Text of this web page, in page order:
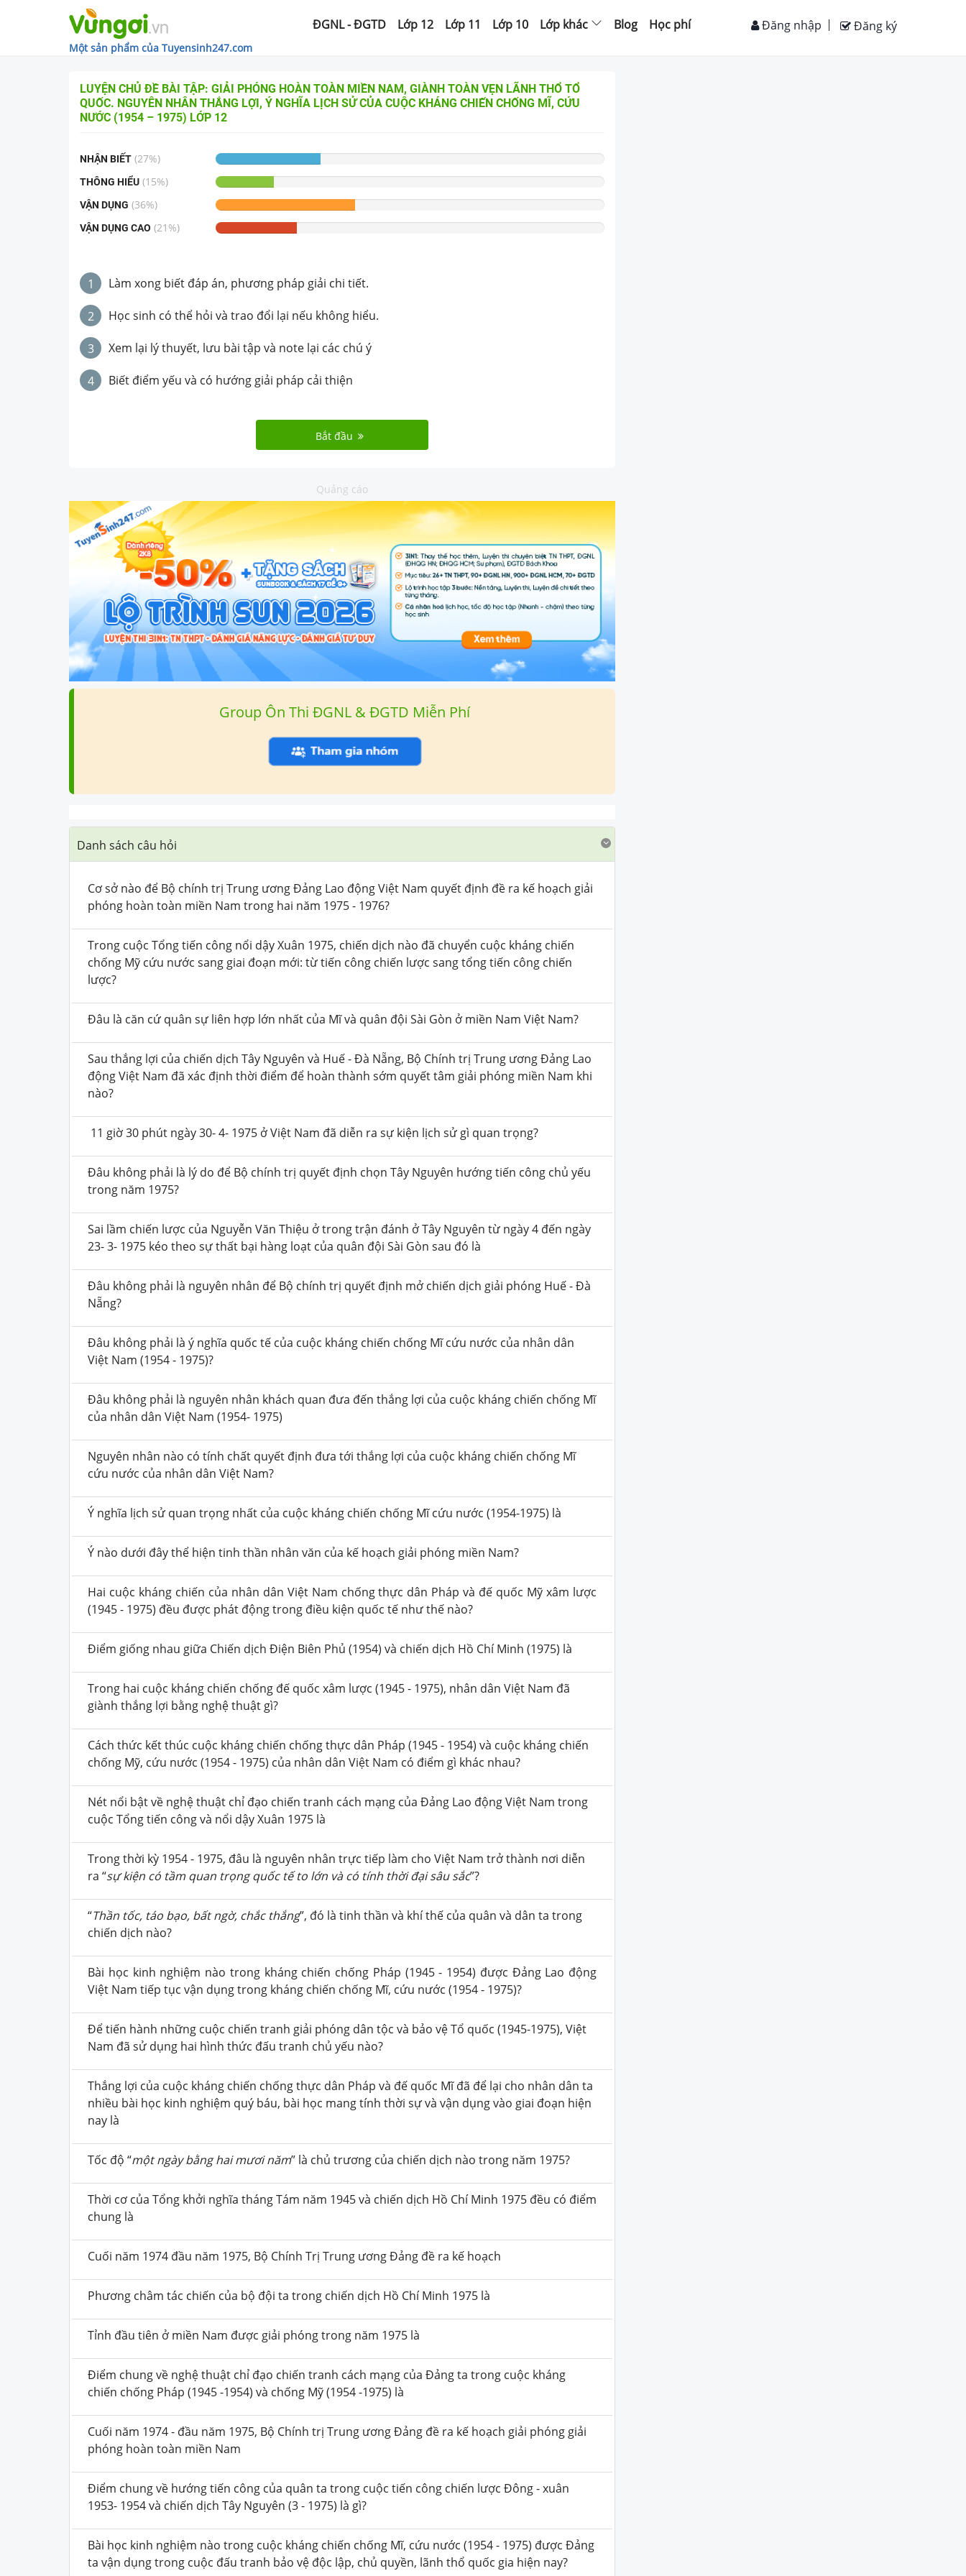
Một sản phẩm của Tuyensinh247.com
ĐGNL - ĐGTD Lớp 12 Lớp 11 Lớp 10 Lớp khác Blog Học phí Đăng ký
Đăng nhập
LUYỆN CHỦ ĐỀ BÀI TẬP: GIẢI PHÓNG HOÀN TOÀN MIỀN NAM, GIÀNH TOÀN VẸN LÃNH THỔ TỔ
QUỐC. NGUYÊN NHÂN THẮNG LỢI, Ý NGHĨA LỊCH SỬ CỦA CUỘC KHÁNG CHIẾN CHỐNG MĨ, CỨU
NƯỚC (1954 – 1975) LỚP 12
NHẬN BIẾT (27%)
THÔNG HIỂU (15%)
VẬN DỤNG (36%)
VẬN DỤNG CAO (21 %)
1 Làm xong biết đáp án, phương pháp giải chi tiết.
2 Học sinh có thể hỏi và trao đổi lại nếu không hiểu.
3 Xem lại lý thuyết, lưu bài tập và note lại các chú ý
4 Biết điểm yếu và có hướng giải pháp cải thiện
Bắt đầu
Quảng cáo
Group Ôn Thi ĐGNL & ĐGTD Miễn Phí
Danh sách câu hỏi
Cơ sở nào để Bộ chính trị Trung ương Đảng Lao động Việt Nam quyết định đề ra kế hoạch giải
phóng hoàn toàn miền Nam trong hai năm 1975 - 1976?
Trong cuộc Tổng tiến công nổi dậy Xuân 1975, chiến dịch nào đã chuyển cuộc kháng chiến
chống Mỹ cứu nước sang giai đoạn mới: từ tiến công chiến lược sang tổng tiến công chiến
lược?
Đâu là căn cứ quân sự liên hợp lớn nhất của Mĩ và quân đội Sài Gòn ở miền Nam Việt Nam?
Sau thắng lợi của chiến dịch Tây Nguyên và Huế - Đà Nẵng, Bộ Chính trị Trung ương Đảng Lao
động Việt Nam đã xác định thời điểm để hoàn thành sớm quyết tâm giải phóng miền Nam khi
nào?
11 giờ 30 phút ngày 30- 4- 1975 ở Việt Nam đã diễn ra sự kiện lịch sử gì quan trọng?
Đâu không phải là lý do để Bộ chính trị quyết định chọn Tây Nguyên hướng tiến công chủ yếu
trong năm 1975?
Sai lầm chiến lược của Nguyễn Văn Thiệu ở trong trận đánh ở Tây Nguyên từ ngày 4 đến ngày
23- 3- 1975 kéo theo sự thất bại hàng loạt của quân đội Sài Gòn sau đó là
Đâu không phải là nguyên nhân để Bộ chính trị quyết định mở chiến dịch giải phóng Huế - Đà
Nẵng?
Đâu không phải là ý nghĩa quốc tế của cuộc kháng chiến chống Mĩ cứu nước của nhân dân
Việt Nam (1954 - 1975)?
Đâu không phải là nguyên nhân khách quan đưa đến thắng lợi của cuộc kháng chiến chống Mĩ
của nhân dân Việt Nam (1954- 1975)
Nguyên nhân nào có tính chất quyết định đưa tới thắng lợi của cuộc kháng chiến chống Mĩ
cứu nước của nhân dân Việt Nam?
Ý nghĩa lịch sử quan trọng nhất của cuộc kháng chiến chống Mĩ cứu nước (1954-1975) là
Ý nào dưới đây thể hiện tinh thần nhân văn của kế hoạch giải phóng miền Nam?
Hai cuộc kháng chiến của nhân dân Việt Nam chống thực dân Pháp và đế quốc Mỹ xâm lược
(1945 - 1975) đều được phát động trong điều kiện quốc tế như thế nào?
Điểm giống nhau giữa Chiến dịch Điện Biên Phủ (1954) và chiến dịch Hồ Chí Minh (1975) là
Trong hai cuộc kháng chiến chống đế quốc xâm lược (1945 - 1975), nhân dân Việt Nam đã
giành thắng lợi bằng nghệ thuật gì?
Cách thức kết thúc cuộc kháng chiến chống thực dân Pháp (1945 - 1954) và cuộc kháng chiến
chống Mỹ, cứu nước (1954 - 1975) của nhân dân Việt Nam có điểm gì khác nhau?
Nét nổi bật về nghệ thuật chỉ đạo chiến tranh cách mạng của Đảng Lao động Việt Nam trong
cuộc Tổng tiến công và nổi dậy Xuân 1975 là
Trong thời kỳ 1954 - 1975, đâu là nguyên nhân trực tiếp làm cho Việt Nam trở thành nơi diễn
ra “sự kiện có tầm quan trọng quốc tế to lớn và có tính thời đại sâu sắc”?
“Thần tốc, táo bạo, bất ngờ, chắc thắng”, đó là tinh thần và khí thế của quân và dân ta trong
chiến dịch nào?
Bài học kinh nghiệm nào trong kháng chiến chống Pháp (1945 - 1954) được Đảng Lao động
Việt Nam tiếp tục vận dụng trong kháng chiến chống Mĩ, cứu nước (1954 - 1975)?
Để tiến hành những cuộc chiến tranh giải phóng dân tộc và bảo vệ Tổ quốc (1945-1975), Việt
Nam đã sử dụng hai hình thức đấu tranh chủ yếu nào?
Thắng lợi của cuộc kháng chiến chống thực dân Pháp và đế quốc Mĩ đã để lại cho nhân dân ta
nhiều bài học kinh nghiệm quý báu, bài học mang tính thời sự và vận dụng vào giai đoạn hiện
nay là
Tốc độ “một ngày bằng hai mươi năm” là chủ trương của chiến dịch nào trong năm 1975?
Thời cơ của Tổng khởi nghĩa tháng Tám năm 1945 và chiến dịch Hồ Chí Minh 1975 đều có điểm
chung là
Cuối năm 1974 đầu năm 1975, Bộ Chính Trị Trung ương Đảng đề ra kế hoạch
Phương châm tác chiến của bộ đội ta trong chiến dịch Hồ Chí Minh 1975 là
Tỉnh đầu tiên ở miền Nam được giải phóng trong năm 1975 là
Điểm chung về nghệ thuật chỉ đạo chiến tranh cách mạng của Đảng ta trong cuộc kháng
chiến chống Pháp (1945 -1954) và chống Mỹ (1954 -1975) là
Cuối năm 1974 - đầu năm 1975, Bộ Chính trị Trung ương Đảng đề ra kế hoạch giải phóng giải
phóng hoàn toàn miền Nam
Điểm chung về hướng tiến công của quân ta trong cuộc tiến công chiến lược Đông - xuân
1953- 1954 và chiến dịch Tây Nguyên (3 - 1975) là gì?
Bài học kinh nghiệm nào trong cuộc kháng chiến chống Mĩ, cứu nước (1954 - 1975) được Đảng
ta vận dụng trong cuộc đấu tranh bảo vệ độc lập, chủ quyền, lãnh thổ quốc gia hiện nay?